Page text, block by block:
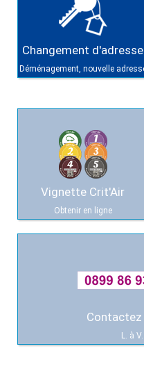
Changement d'adresse
Déménagement, nouvelle
Vignette Crit'Air
Obtenir en ligne
L. à